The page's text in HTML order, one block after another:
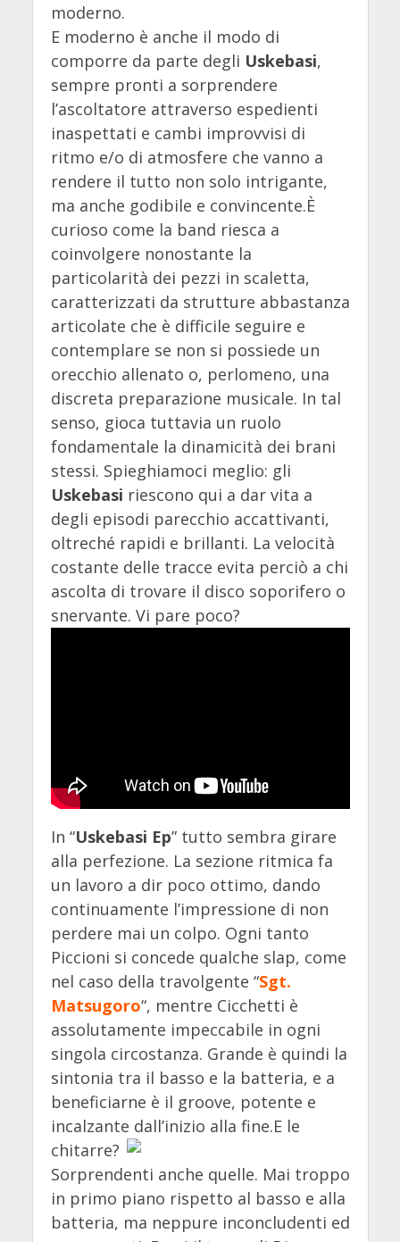
moderno.
E moderno è anche il modo di
comporre da parte degli Uskebasi,
sempre pronti a sorprendere
l’ascoltatore attraverso espedienti
inaspettati e cambi improvvisi di
ritmo e/o di atmosfere che vanno a
rendere il tutto non solo intrigante,
ma anche godibile e convincente.È
curioso come la band riesca a
coinvolgere nonostante la
particolarità dei pezzi in scaletta,
caratterizzati da strutture abbastanza
articolate che è difficile seguire e
contemplare se non si possiede un
orecchio allenato o, perlomeno, una
discreta preparazione musicale. In tal
senso, gioca tuttavia un ruolo
fondamentale la dinamicità dei brani
stessi. Spieghiamoci meglio: gli
Uskebasi riescono qui a dar vita a
degli episodi parecchio accattivanti,
oltreché rapidi e brillanti. La velocità
costante delle tracce evita perciò a chi
ascolta di trovare il disco soporifero o
snervante. Vi pare poco?
In “Uskebasi Ep” tutto sembra girare
alla perfezione. La sezione ritmica fa
un lavoro a dir poco ottimo, dando
continuamente l’impressione di non
perdere mai un colpo. Ogni tanto
Piccioni si concede qualche slap, come
nel caso della travolgente “Sgt.
Matsugoro“, mentre Cicchetti è
assolutamente impeccabile in ogni
singola circostanza. Grande è quindi la
sintonia tra il basso e la batteria, e a
beneficiarne è il groove, potente e
incalzante dall’inizio alla fine.E le
chitarre?
Sorprendenti anche quelle. Mai troppo
in primo piano rispetto al basso e alla
batteria, ma neppure inconcludenti ed